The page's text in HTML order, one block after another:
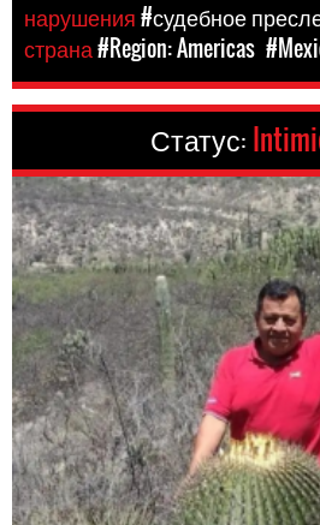
нарушения#судебное
страна#Region: Americas
Статус: